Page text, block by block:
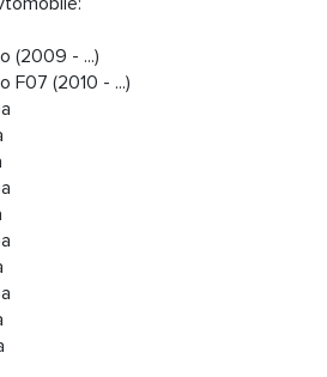
(2009 - ...)
F07 (2010 - ...)